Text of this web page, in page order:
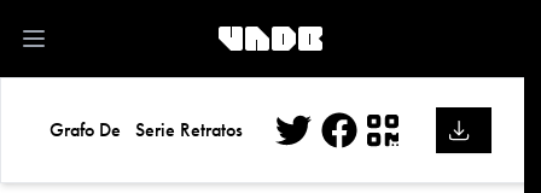
Open main menu
Grafo De Serie Retratos
Facebook